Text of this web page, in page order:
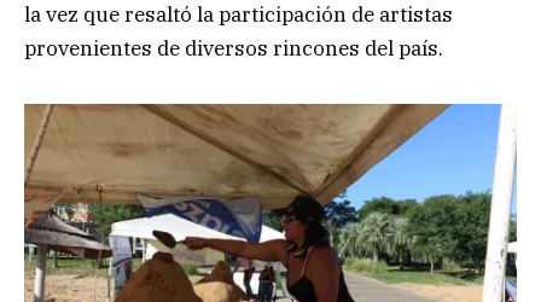
la vez que resaltó la participación de artistas
provenientes de diversos rincones del país.